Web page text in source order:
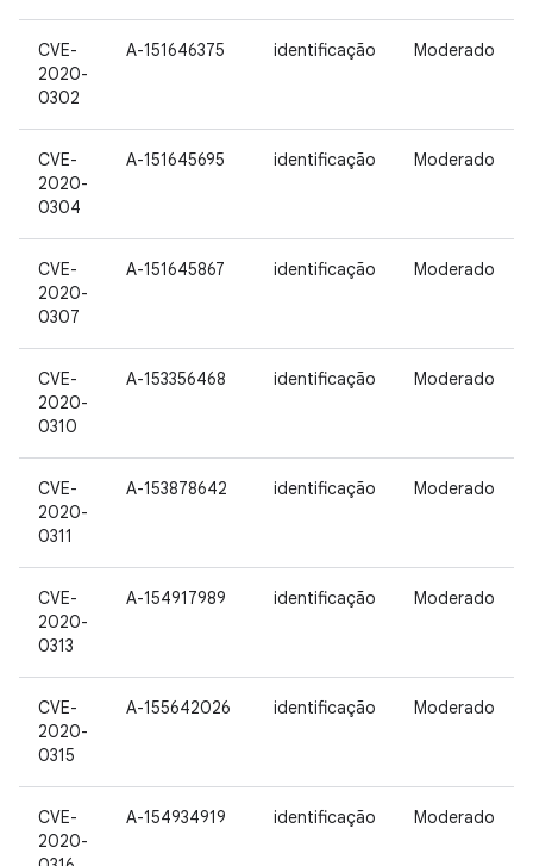
CVE-
2020-
0302
A-151646375 identificação Moderado
CVE-
2020-
0304
A-151645695 identificação Moderado
CVE-
2020-
0307
A-151645867 identificação Moderado
CVE-
2020-
0310
A-153356468 identificação Moderado
CVE-
2020-
0311
A-153878642 identificação Moderado
CVE-
2020-
0313
A-154917989 identificação Moderado
CVE-
2020-
0315
A-155642026 identificação Moderado
CVE-
2020-
A-154934919 identificação Moderado